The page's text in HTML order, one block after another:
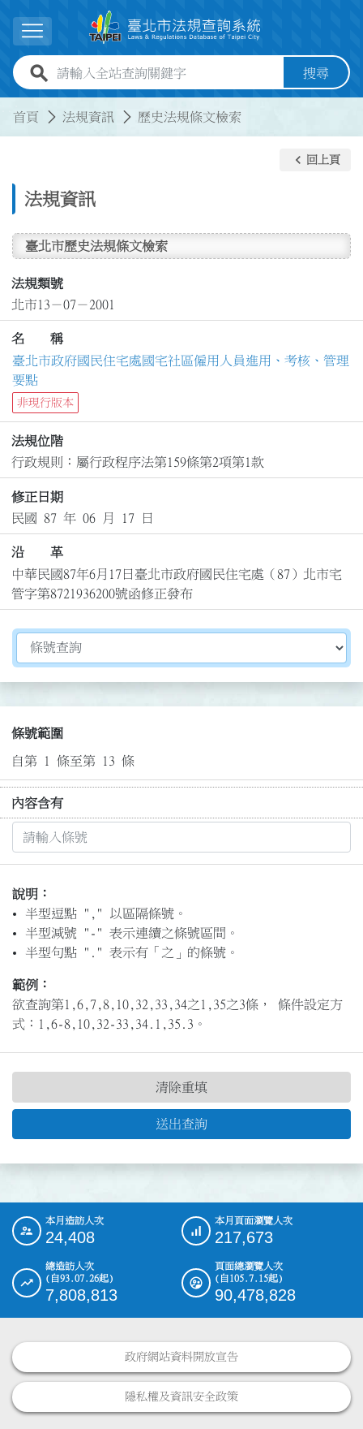
展開選單
全站查詢關鍵字欄位 搜尋
首頁 法規資訊 歷史法規條文檢索
法規資訊
keyboard_arrow_left 回上頁
臺北市歷史法規條文檢索
法規類號
北市13－07－2001
名 稱
臺北市政府國民住宅處國宅社區僱用人員進用、考核、管理
要點
非現行版本
法規位階
行政規則：屬行政程序法第159條第2項第1款
修正日期
民國 87 年 06 月 17 日
沿 革
中華民國87年6月17日臺北市政府國民住宅處（87）北市宅
管字第8721936200號函修正發布
切換選擇法規資訊內容
條號範圍
自第 1 條至第 13 條
內容含有
說明：
半型逗點 "," 以區隔條號。
半型減號 "-" 表示連續之條號區間。
半型句點 "." 表示有「之」的條號。
範例：
欲查詢第1,6,7,8,10,32,33,34之1,35之3條， 條件設定方
式：1,6-8,10,32-33,34.1,35.3。
送出查詢
清除重填
::: 本月造訪人次
24,408
本月頁面瀏覽人次
217,673
總造訪人次
(自93.07.26起)
7,808,813
頁面總瀏覽人次
(自105.7.15起)
90,478,828
政府網站資料開放宣告
隱私權及資訊安全政策